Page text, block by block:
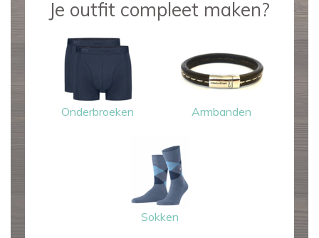
Je outfit compleet maken?
Onderbroeken Armbanden
Sokken